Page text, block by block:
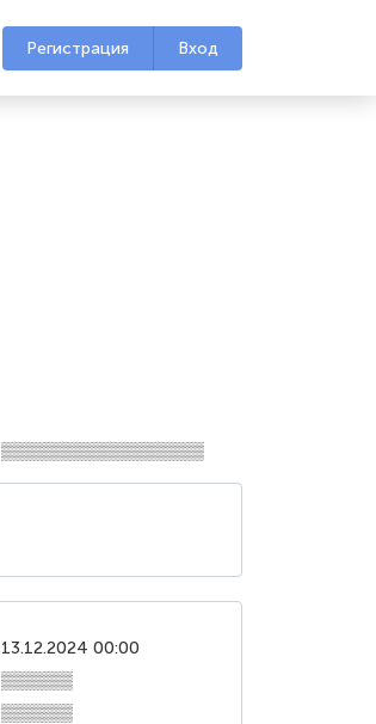
Регистрация Вход
▒▒▒▒▒▒▒▒▒▒▒▒▒▒▒▒▒
13.12.2024 00:00
▒▒▒▒▒▒
▒▒▒▒▒▒